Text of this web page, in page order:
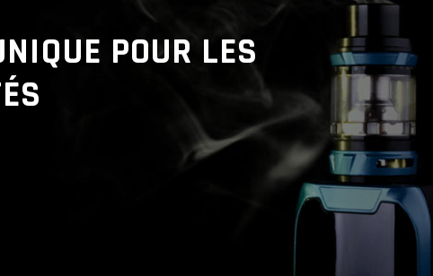
POUR LES